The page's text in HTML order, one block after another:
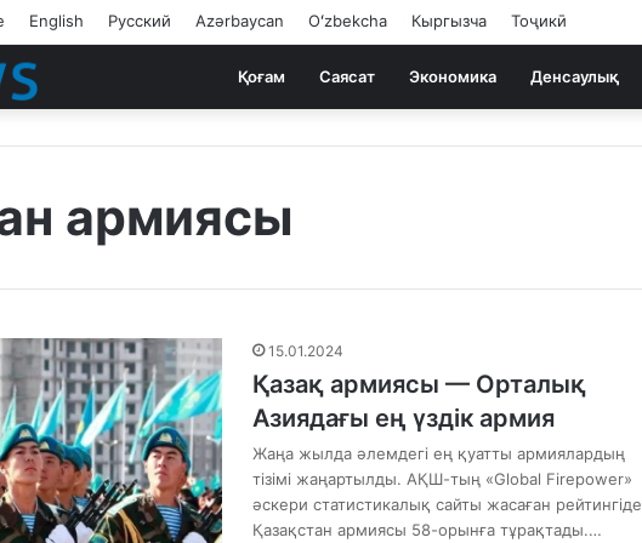
English Русский Azərbaycan Oʻzbekcha Кыргызча Тоҷикӣ
Қоғам Саясат Экономика Денсаулық
армиясы
15.01.2024
Қазақ армиясы — Орталық
Азиядағы ең үздік армия
Жаңа жылда әлемдегі ең қуатты армиялардың
тізімі жаңартылды. АҚШ-тың «Global Firepower»
әскери статистикалық сайты жасаған рейтингіде
Қазақстан армиясы 58-орынға тұрақтады.…